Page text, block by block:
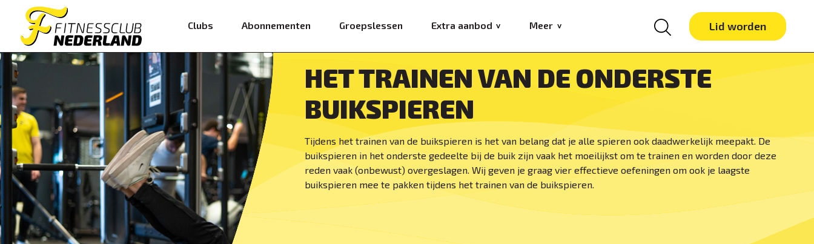
Clubs Abonnementen Groepslessen Extra aanbod Meer Lid worden
HET TRAINEN VAN DE ONDERSTE
BUIKSPIEREN
Tijdens het trainen van de buikspieren is het van belang dat je alle spieren ook daadwerkelijk meepakt. De
buikspieren in het onderste gedeelte bij de buik zijn vaak het moeilijkst om te trainen en worden door deze
reden vaak (onbewust) overgeslagen. Wij geven je graag vier effectieve oefeningen om ook je laagste
buikspieren mee te pakken tijdens het trainen van de buikspieren.